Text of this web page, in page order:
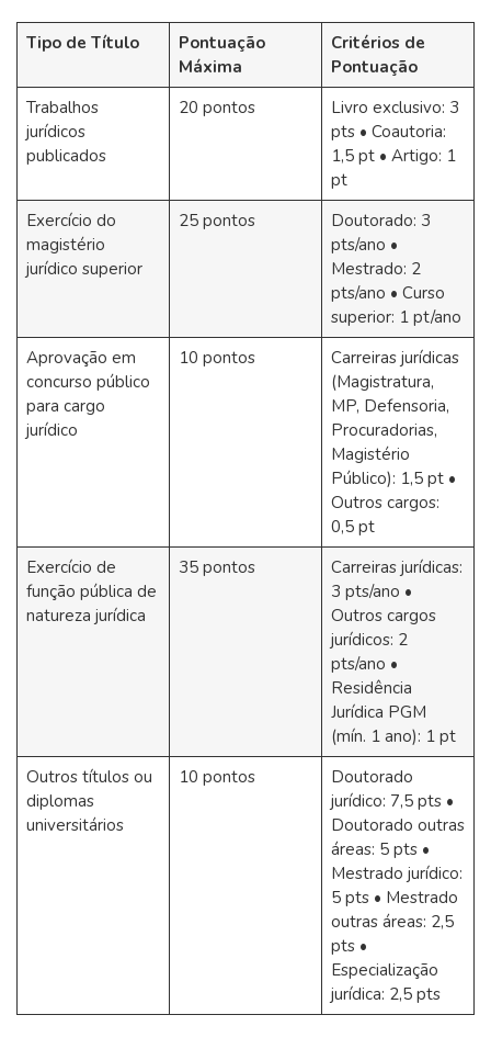
Tipo de Título
Pontuação
Máxima
Critérios de
Pontuação
Trabalhos
jurídicos
publicados
20 pontos
Livro exclusivo: 3
pts • Coautoria:
1,5 pt • Artigo: 1
pt
Exercício do
magistério
jurídico superior
25 pontos
Doutorado: 3
pts/ano •
Mestrado: 2
pts/ano • Curso
superior: 1 pt/ano
Aprovação em
concurso público
para cargo
jurídico
10 pontos
Carreiras jurídicas
(Magistratura,
MP, Defensoria,
Procuradorias,
Magistério
Público): 1,5 pt •
Outros cargos:
0,5 pt
Exercício de
função pública de
natureza jurídica
35 pontos
Carreiras jurídicas:
3 pts/ano •
Outros cargos
jurídicos: 2
pts/ano •
Residência
Jurídica PGM
(mín. 1 ano): 1 pt
Outros títulos ou
diplomas
universitários
10 pontos
Doutorado
jurídico: 7,5 pts •
Doutorado outras
áreas: 5 pts •
Mestrado jurídico:
5 pts • Mestrado
outras áreas: 2,5
pts •
Especialização
jurídica: 2,5 pts